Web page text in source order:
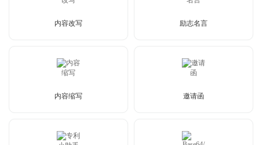
内容改写 励志名言
内容缩写 邀请函